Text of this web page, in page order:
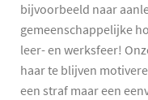
bijvoorbeeld naar
gemeenschappelijke
leer- en werksfeer!
haar te blijven
een straf maar een